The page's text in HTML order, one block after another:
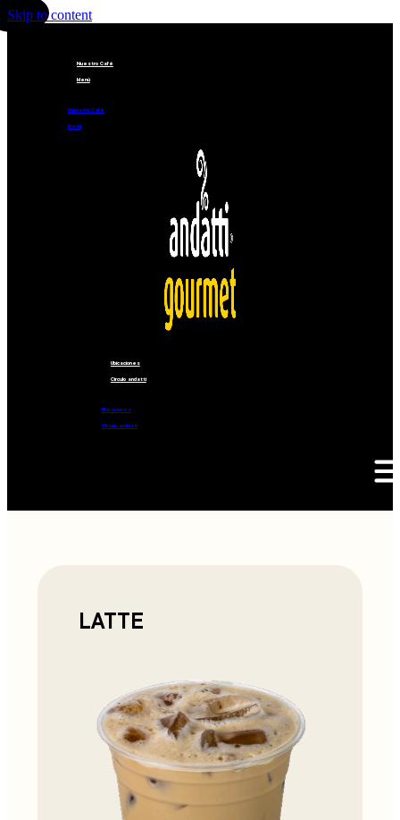
Skip to content
Nuestro Café
Menú
Nuestro Café
Menú
Ubicaciones
Círculo andatti
Ubicaciones
Círculo andatti
LATTE